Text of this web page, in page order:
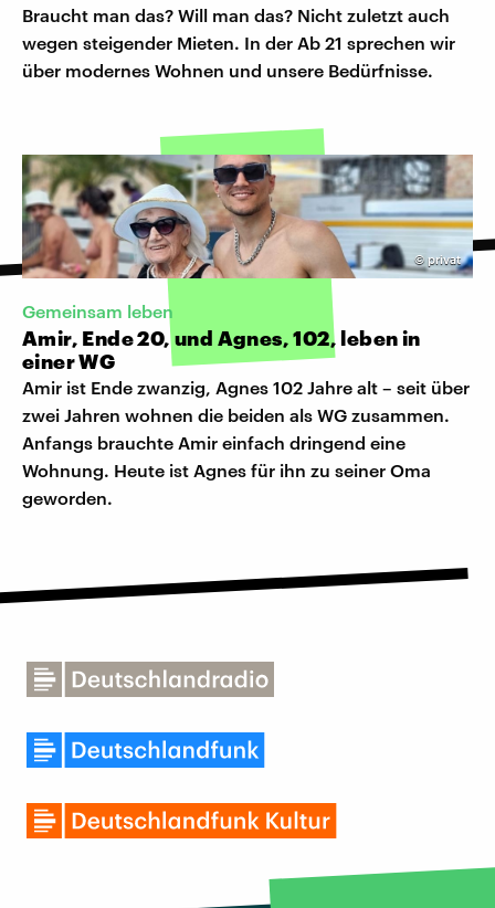
Braucht man das? Will man das? Nicht zuletzt auch
wegen steigender Mieten. In der Ab 21 sprechen wir
über modernes Wohnen und unsere Bedürfnisse.
© privat
Gemeinsam leben
Amir, Ende 20, und Agnes, 102, leben in
einer WG
Amir ist Ende zwanzig, Agnes 102 Jahre alt – seit über
zwei Jahren wohnen die beiden als WG zusammen.
Anfangs brauchte Amir einfach dringend eine
Wohnung. Heute ist Agnes für ihn zu seiner Oma
geworden.